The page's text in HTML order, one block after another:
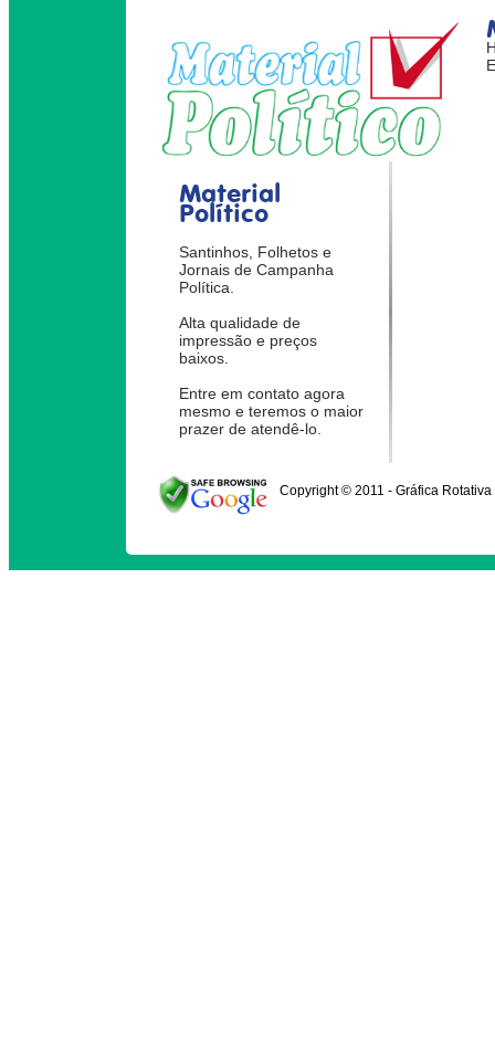
Material
Político
Santinhos, Folhetos e
Jornais de Campanha
Política.
Alta qualidade de
impressão e preços
baixos.
Entre em contato agora
mesmo e teremos o maior
prazer de atendê-lo.
Copyright © 2011 - Gráfica